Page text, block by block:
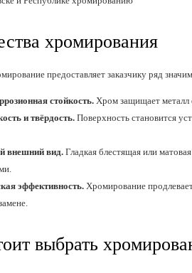
хромирования
предоставляет заказчику ряд
стойкость. Хром защищает металл
и твёрдость. Поверхность становится
внешний вид. Гладкая блестящая или
эффективность. Хромирование
выбрать